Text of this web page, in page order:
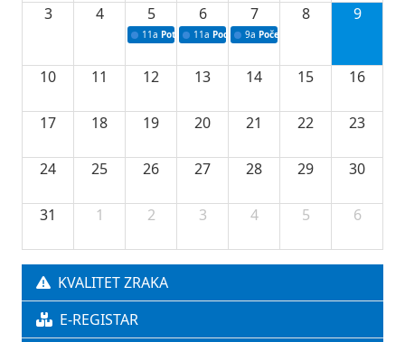
3 4 5
11a Potpisivanje ugovora o stipendijama za
6
11a Podrška razvoju vodne infrastrukture u
7
9a Početak izgradnje nove
8 9
10 11 12 13 14 15 16
17 18 19 20 21 22 23
24 25 26 27 28 29 30
31 1 2 3 4 5 6
KVALITET ZRAKA
E-REGISTAR